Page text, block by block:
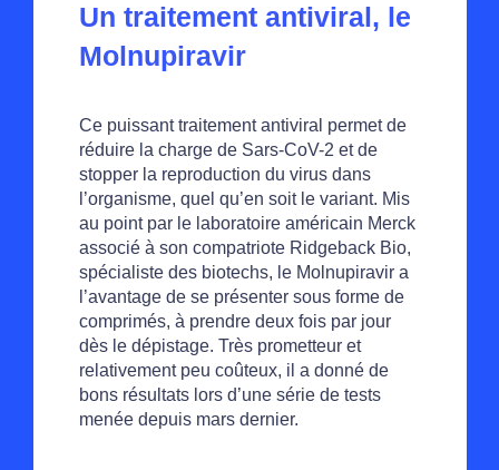
Un traitement antiviral, le
Molnupiravir
Ce puissant traitement antiviral permet de
réduire la charge de Sars-CoV-2 et de
stopper la reproduction du virus dans
l’organisme, quel qu’en soit le variant. Mis
au point par le laboratoire américain Merck
associé à son compatriote Ridgeback Bio,
spécialiste des biotechs, le Molnupiravir a
l’avantage de se présenter sous forme de
comprimés, à prendre deux fois par jour
dès le dépistage. Très prometteur et
relativement peu coûteux, il a donné de
bons résultats lors d’une série de tests
menée depuis mars dernier.